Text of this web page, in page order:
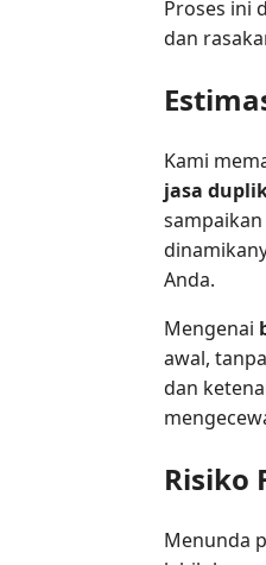
Proses ini
dan
Kami
jasa
Anda.
Mengenai
awal,
dan
Risiko
Menunda